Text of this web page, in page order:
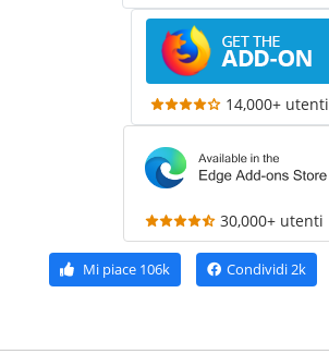
14,000+ utenti
30,000+ utenti
Mi piace 106k Condividi2k